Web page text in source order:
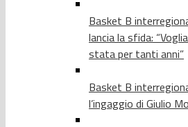
Basket B
lancia la sfida:
stata per tanti anni”
Basket B
l’ingaggio di Giulio